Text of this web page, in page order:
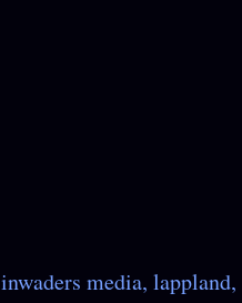
inwaders media lappland